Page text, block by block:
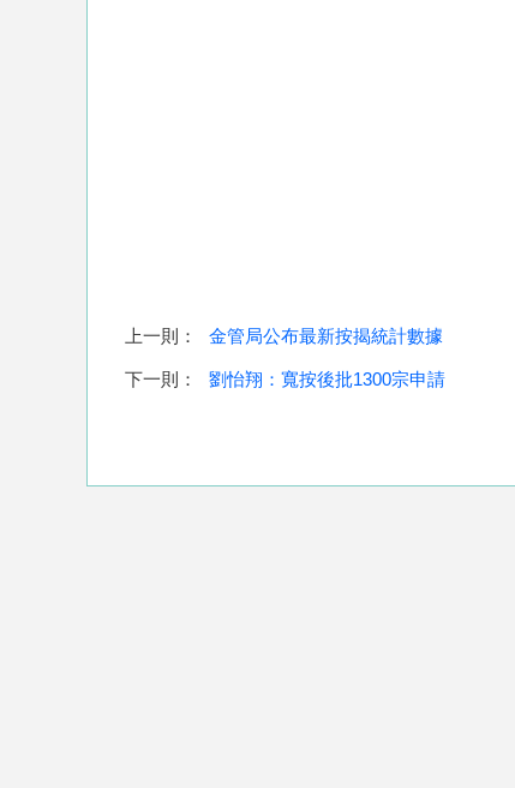
上一則： 金管局公布最新按揭統計數據
下一則： 劉怡翔：寬按後批1300宗申請